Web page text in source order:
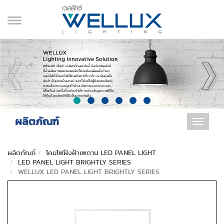
Toggle
ผลิตภัณฑ์
ผลิตภัณฑ์
โคมไฟฝังฝ้าเพดาน LED PANEL LIGHT
LED PANEL LIGHT BRIGHTLY SERIES
WELLUX LED PANEL LIGHT BRIGHTLY SERIES